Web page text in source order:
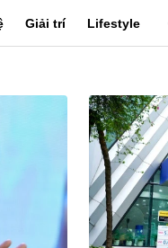
Giải trí Lifestyle